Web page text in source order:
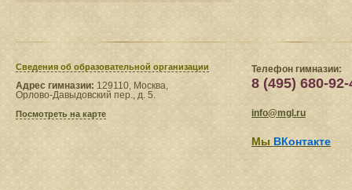
Сведения​ об образовательной организации
Адрес гимназии: 129110, Москва,
Орлово-Давыдовский пер., д. 5.
Посмотреть на карте
Телефон гимназии:
8 (495) 680-92-
info@mgl.ru
Мы ВКонтакте